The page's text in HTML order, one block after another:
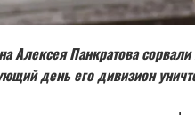
Алексея Панкратова
день его дивизион